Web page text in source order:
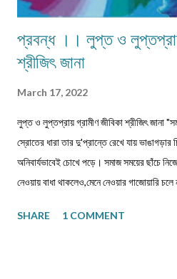
প্রবন্ধ ।। লুপ্ত ও
শ্রীজিৎ জানা
March 17, 2022
লুপ্ত ও লুপ্তপ্রায় গ্রামীণ জীবিকা শ্রীজিৎ জানা
স্রোতের ধারা তার দু'প্রান্তে রেখে যায় ভাঙাগড়ার
অনিবার্যভাবেই চোখে পড়ে। সমাজ সময়ের ছাঁচে
নেওয়ায় বাধা থাকলেও,মেনে নেওয়ার গাজোয়ারি
থাকার সংগ্রাম। মানুষের জীবনযাপনের ক্ষেত্রে
SHARE 1 COMMENT